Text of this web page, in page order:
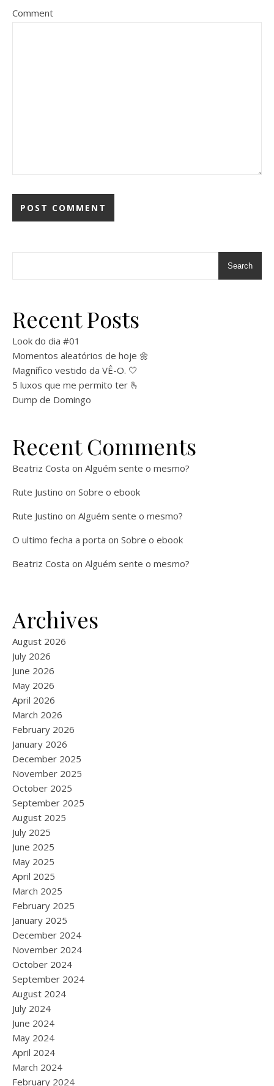
Comment
Search
Recent Posts
Look do dia #01
Momentos aleatórios de hoje 🌼
Magnífico vestido da VÊ-O. 🤍
5 luxos que me permito ter 🫰
Dump de Domingo
Recent Comments
Beatriz Costa on Alguém sente o mesmo?
Rute Justino on Sobre o ebook
Rute Justino on Alguém sente o mesmo?
O ultimo fecha a porta on Sobre o ebook
Beatriz Costa on Alguém sente o mesmo?
Archives
August 2026
July 2026
June 2026
May 2026
April 2026
March 2026
February 2026
January 2026
December 2025
November 2025
October 2025
September 2025
August 2025
July 2025
June 2025
May 2025
April 2025
March 2025
February 2025
January 2025
December 2024
November 2024
October 2024
September 2024
August 2024
July 2024
June 2024
May 2024
April 2024
March 2024
February 2024